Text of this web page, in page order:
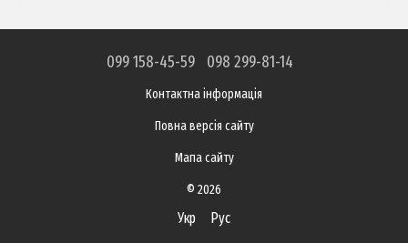
099 158-45-59 098 299-81-14
Контактна інформація
Повна версія сайту
Мапа сайту
© 2026
Укр Рус